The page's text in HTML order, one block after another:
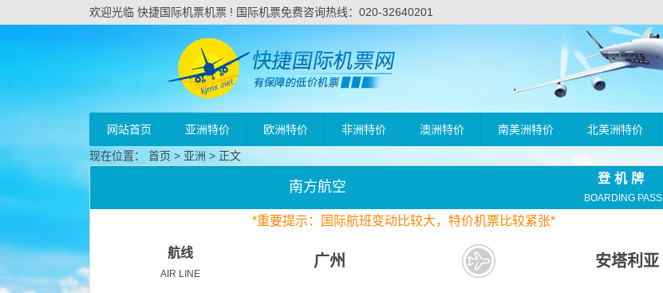
欢迎光临 快捷国际机票机票 ! 国际机票免费咨询热线：020-32640201
网站首页 亚洲特价 欧洲特价 非洲特价 澳洲特价 南美洲特价 北美洲特价
现在位置： 首页 > 亚洲 > 正文
南方航空
登机牌
BOARDING PASS
*重要提示：国际航班变动比较大，特价机票比较紧张*
航线
AIR LINE
广州 安塔利亚